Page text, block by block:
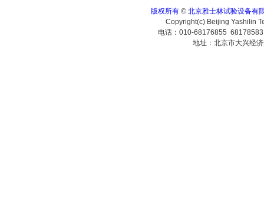
版权所有 © 北京雅士林试验设备有
Copyright(c) Beijing Yashilin
电话：010-68176855
地址：北京市大兴经